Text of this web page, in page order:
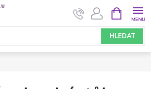
HLEDAT
NÁKUPNÍ
KOŠÍK